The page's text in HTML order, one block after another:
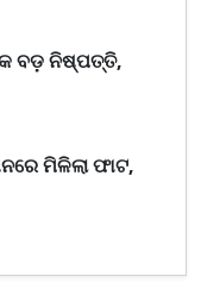
ବଡ଼ ନିଷ୍ପତ୍ତି,
ମିଳିଲା ଫାଟ,